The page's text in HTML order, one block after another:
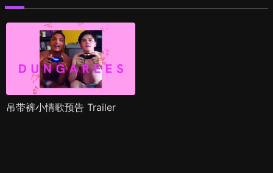
吊带裤小情歌预告 Trailer